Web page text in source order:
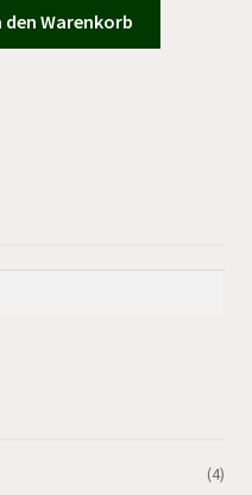
den Warenkorb
(4)